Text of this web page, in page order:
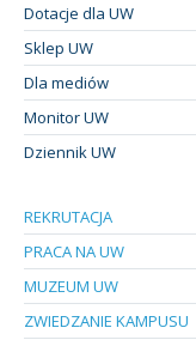
Dotacje dla UW
Sklep UW
Dla mediów
Monitor UW
Dziennik UW
REKRUTACJA
PRACA NA UW
MUZEUM UW
ZWIEDZANIE KAMPUSU